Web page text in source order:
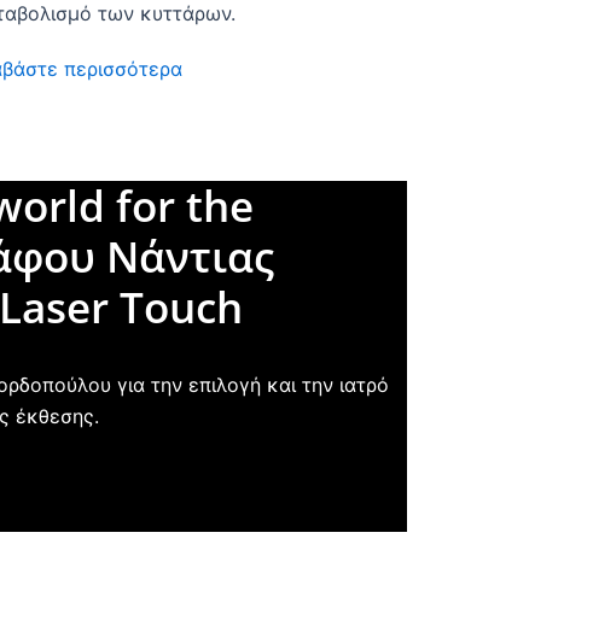
των κυττάρων.
περισσότερα
for the
Νάντιας
Touch
για την επιλογή και την ιατρό
έκθεσης.